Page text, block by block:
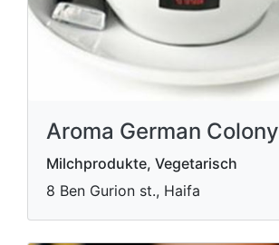
Aroma German Colony
Milchprodukte, Vegetarisch
8 Ben Gurion st., Haifa